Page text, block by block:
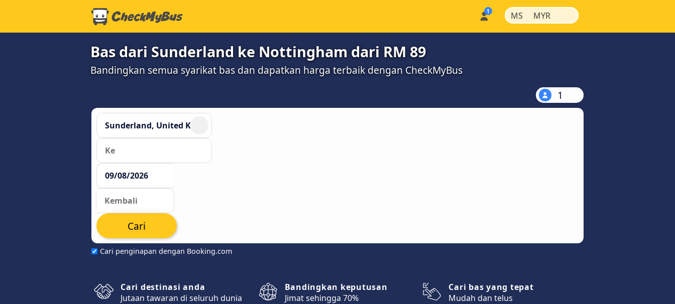
MS | MYR |
Bas dari Sunderland ke Nottingham dari RM 89
Bandingkan semua syarikat bas dan dapatkan harga terbaik dengan CheckMyBus
1
Cari penginapan dengan Booking.com
Cari
Cari destinasi anda
Jutaan tawaran di seluruh dunia
Bandingkan keputusan
Jimat sehingga 70%
Cari bas yang tepat
Mudah dan telus